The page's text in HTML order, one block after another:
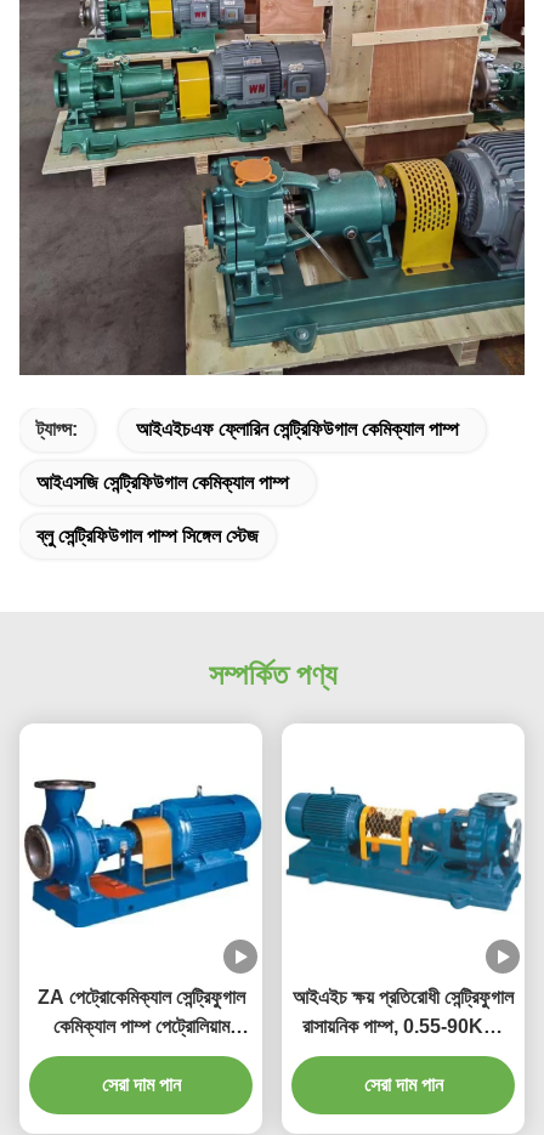
ট্যাগ্স: আইএইচএফ ফ্লোরিন সেন্ট্রিফিউগাল কেমিক্যাল পাম্প
আইএসজি সেন্ট্রিফিউগাল কেমিক্যাল পাম্প
ব্লু সেন্ট্রিফিউগাল পাম্প সিঙ্গেল স্টেজ
সম্পর্কিত পণ্য
ZA পেট্রোকেমিক্যাল সেন্ট্রিফুগাল
কেমিক্যাল পাম্প পেট্রোলিয়াম
কেমিক্যাল পাম্প
সেরা দাম পান
আইএইচ ক্ষয় প্রতিরোধী সেন্ট্রিফুগাল
রাসায়নিক পাম্প, 0.55-90KW,
6.3-400m3/h, 5-125m
সেরা দাম পান